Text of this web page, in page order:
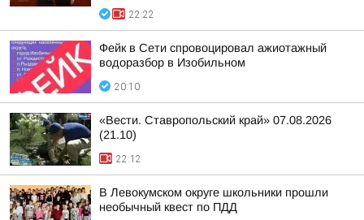
22:22
Фейк в Сети спровоцировал ажиотажный
водоразбор в Изобильном
20:10
«Вести. Ставропольский край» 07.08.2026
(21.10)
22:12
В Левокумском округе школьники прошли
необычный квест по ПДД